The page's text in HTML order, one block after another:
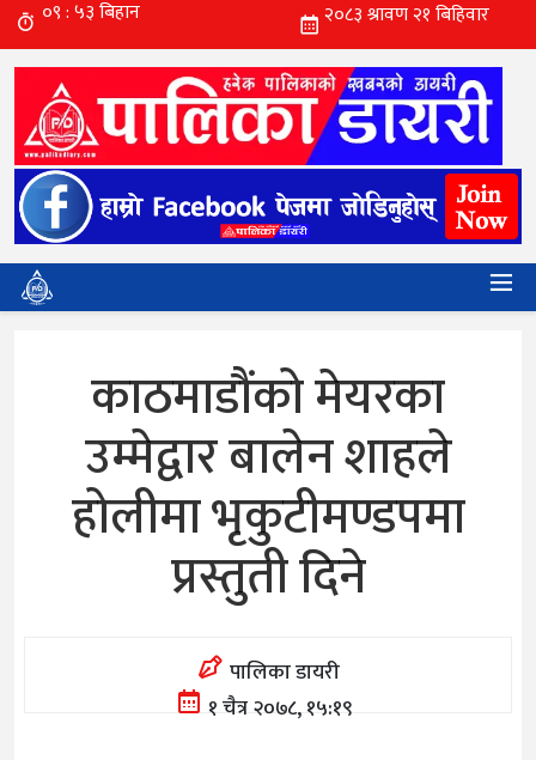
काठमाडौंको मेयरका
उम्मेद्वार बालेन शाहले
होलीमा भृकुटीमण्डपमा
प्रस्तुती दिने
पालिका डायरी
१ चैत्र २०७८, १५:१९